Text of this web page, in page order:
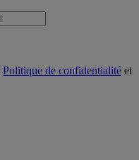
Politique de confidentialité et